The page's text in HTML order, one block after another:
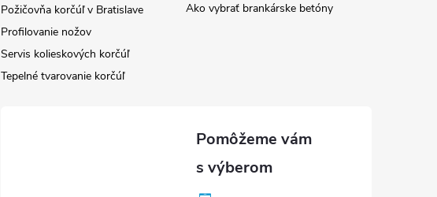
Požičovňa korčúľ v Bratislave
Profilovanie nožov
Servis kolieskových korčúľ
Tepelné tvarovanie korčúľ
Ako vybrať brankárske betóny